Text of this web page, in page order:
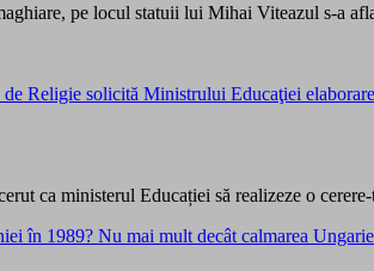
pe locul statuii lui Mihai Viteazul s-a
Religie solicită Ministrului Educaţiei
ca ministerul Educației să realizeze o
în 1989? Nu mai mult decât calmarea